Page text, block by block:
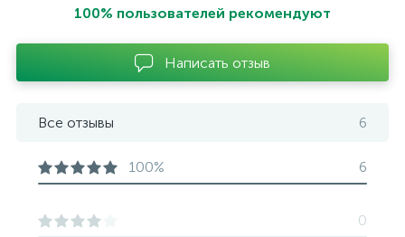
100% пользователей рекомендуют
Написать отзыв
Все отзывы 6
100% 6
0